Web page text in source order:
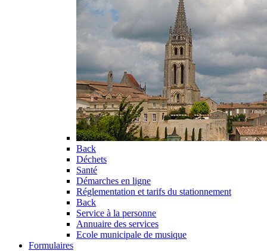
Back
Déchets
Santé
Démarches en ligne
Réglementation et tarifs du stationnement
Back
Service à la personne
Annuaire des services
Ecole municipale de musique
Formulaires